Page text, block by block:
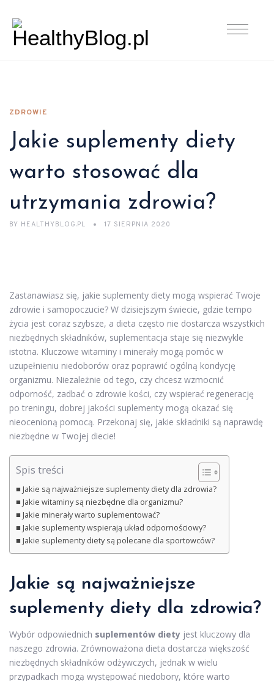
ZDROWIE
Jakie suplementy diety
warto stosować dla
utrzymania zdrowia?
BY HEALTHYBLOG.PL 17 SIERPNIA 2020
Zastanawiasz się, jakie suplementy diety mogą wspierać Twoje
zdrowie i samopoczucie? W dzisiejszym świecie, gdzie tempo
życia jest coraz szybsze, a dieta często nie dostarcza wszystkich
niezbędnych składników, suplementacja staje się niezwykle
istotna. Kluczowe witaminy i minerały mogą pomóc w
uzupełnieniu niedoborów oraz poprawić ogólną kondycję
organizmu. Niezależnie od tego, czy chcesz wzmocnić
odporność, zadbać o zdrowie kości, czy wspierać regenerację
po treningu, dobrej jakości suplementy mogą okazać się
nieocenioną pomocą. Przekonaj się, jakie składniki są naprawdę
niezbędne w Twojej diecie!
Spis treści
Jakie są najważniejsze suplementy diety dla zdrowia?
Jakie witaminy są niezbędne dla organizmu?
Jakie minerały warto suplementować?
Jakie suplementy wspierają układ odpornościowy?
Jakie suplementy diety są polecane dla sportowców?
Jakie są najważniejsze
suplementy diety dla zdrowia?
Wybór odpowiednich suplementów diety jest kluczowy dla
naszego zdrowia. Zrównoważona dieta dostarcza większość
niezbędnych składników odżywczych, jednak w wielu
przypadkach mogą występować niedobory, które warto